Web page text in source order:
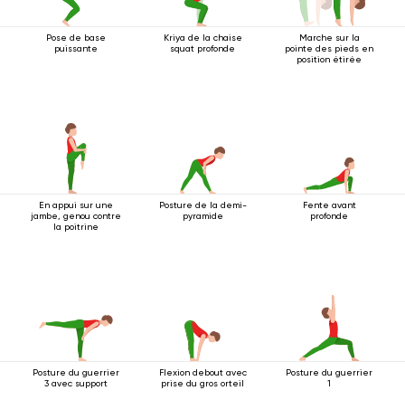
Pose de base
puissante
Kriya de la chaise
squat profonde
Marche sur la
pointe des pieds en
position étirée
En appui sur une
jambe, genou contre
la poitrine
Posture de la demi-
pyramide
Fente avant
profonde
Posture du guerrier
3 avec support
Flexion debout avec
prise du gros orteil
Posture du guerrier
1